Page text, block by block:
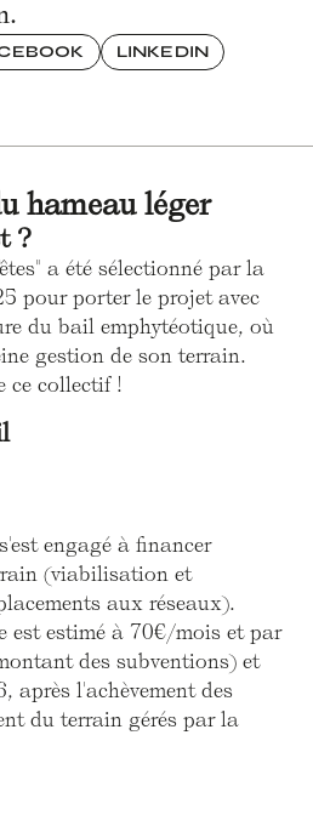
LINKEDIN
hameau léger
?
a été sélectionné par la
pour porter le projet avec
du bail emphytéotique, où
gestion de son terrain.
ce collectif !
engagé à financer
(viabilisation et
aux réseaux).
est estimé à 70€/mois et par
des subventions) et
après l'achèvement des
du terrain gérés par la